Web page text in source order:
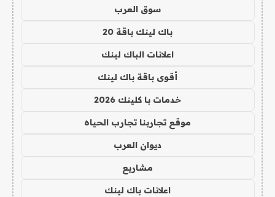
سوق العرب
باك لينك باقة 20
اعلانات الباك لينك
أقوى باقة باك لينك
خدمات با كلينك 2026
موقع تجاربنا تجارب الحياه
ديوان العرب
مشاريع
اعلانات باك لينك